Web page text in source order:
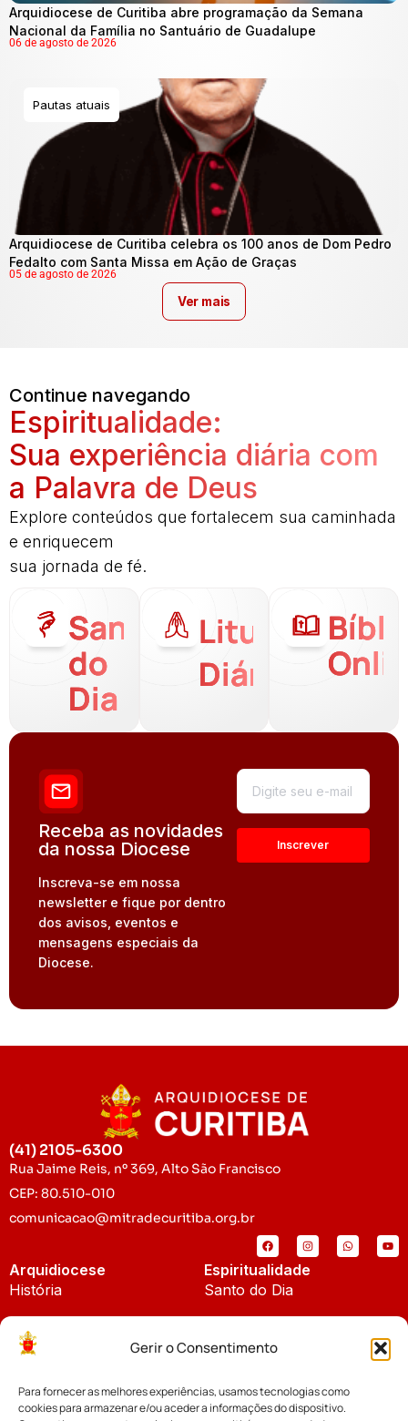
Gerir o Consentimento
Para fornecer as melhores experiências, usamos tecnologias como
cookies para armazenar e/ou aceder a informações do dispositivo.
Arquidiocese de Curitiba abre programação da Semana
Nacional da Família no Santuário de Guadalupe
06 de agosto de 2026
Pautas atuais
Arquidiocese de Curitiba celebra os 100 anos de Dom Pedro
Fedalto com Santa Missa em Ação de Graças
05 de agosto de 2026
Ver mais
Continue navegando
Espiritualidade:
Sua experiência diária com
a Palavra de Deus
Explore conteúdos que fortalecem sua caminhada
e enriquecem
sua jornada de fé.
Santo
do
Dia
Liturgia
Diária
Receba as novidades
da nossa Diocese
Inscreva-se em nossa
newsletter e fique por dentro
dos avisos, eventos e
mensagens especiais da
Diocese.
(41) 2105-6300
Rua Jaime Reis, nº 369, Alto São Francisco
CEP: 80.510-010
comunicacao@mitradecuritiba.org.br
Arquidiocese
História
Padroeira
Espiritualidade
Santo do Dia
Notícias
Notícias da Arquidiocese
Cúria Diocesana